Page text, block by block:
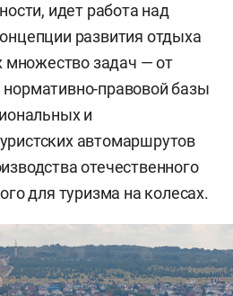
идет работа над
развития отдыха
множество задач — от
правовой базы
и
автомаршрутов
отечественного
для туризма на колесах.